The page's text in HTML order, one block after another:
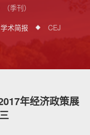
季刊）
学术简报
CEJ
年经济政策展